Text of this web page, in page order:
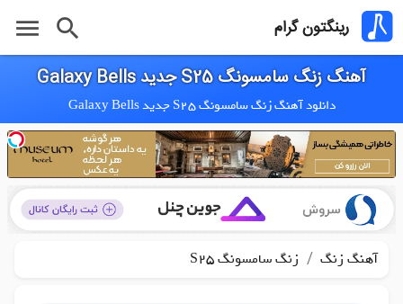
رینگتون گرام search
menu
آهنگ زنگ سامسونگ S25 جدید Galaxy Bells
دانلود آهنگ زنگ سامسونگ S25 جدید Galaxy Bells
آهنگ زنگ / زنگ سامسونگ S25